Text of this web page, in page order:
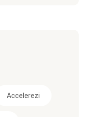
Accelerezi